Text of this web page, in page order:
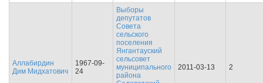
Аллабирдин
Дим Мидхатович
1967-09-
24
Выборы
депутатов
Совета
сельского
поселения
Янгантауский
сельсовет
муниципального
района
2011-03-13 2